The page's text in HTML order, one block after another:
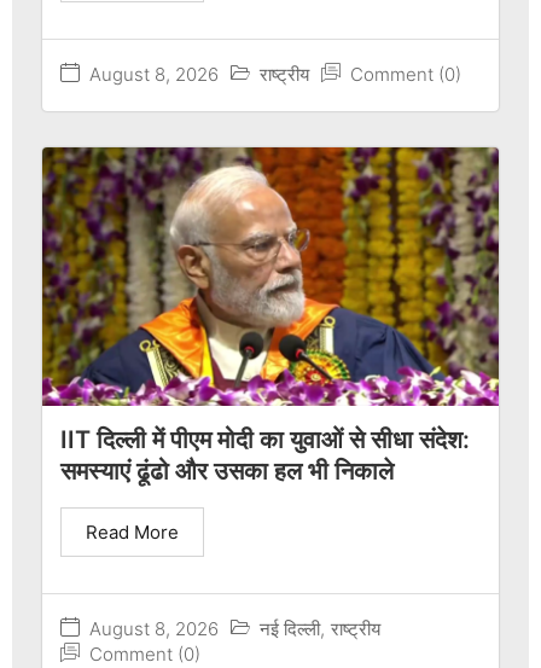
August 8, 2026 राष्ट्रीय Comment (0)
IIT दिल्ली में पीएम मोदी का युवाओं से सीधा संदेश:
समस्याएं ढूंढो और उसका हल भी निकाले
August 8, 2026 नई दिल्ली, राष्ट्रीय
Comment (0)
Read More